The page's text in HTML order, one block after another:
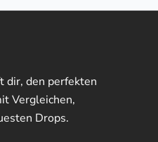
dir, den perfekten
Vergleichen,
Drops.